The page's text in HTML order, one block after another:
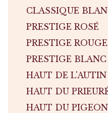
CLASSIQUE
PRESTIGE ROSÉ
PRESTIGE ROUGE
PRESTIGE BLANC
HAUT DE L'AUTIN
HAUT DU
HAUT DU